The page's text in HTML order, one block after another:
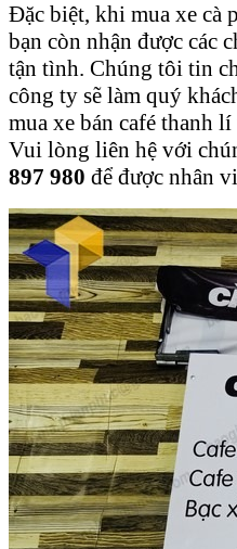
Đặc biệt, khi mua xe cà
bạn còn nhận được các
tận tình. Chúng tôi tin
công ty sẽ làm quý
mua xe bán café thanh
Vui lòng liên hệ với
897 980 để được nhân